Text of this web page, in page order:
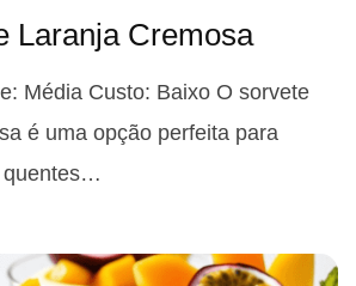
Laranja Cremosa
Média Custo: Baixo O sorvete
é uma opção perfeita para
quentes…